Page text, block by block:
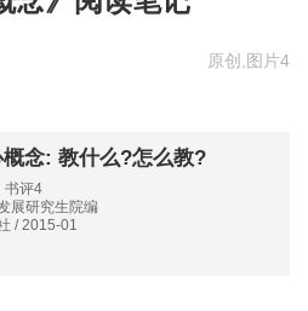
原创 图片4
念: 教什么?怎么教?
书评4
展研究生院编
/ 2015-01